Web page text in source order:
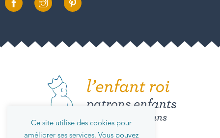
Ce site utilise des cookies pour
améliorer ses services. Vous pouvez